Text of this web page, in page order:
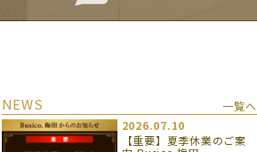
NEWS
一覧へ
2026.07.10
【重要】夏季休業のご案